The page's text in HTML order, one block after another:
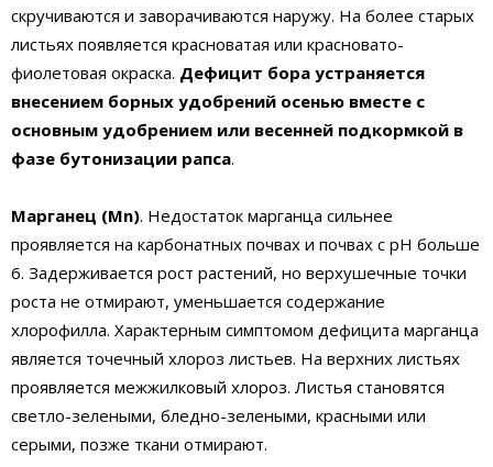
скручиваются и заворачиваются наружу. На более старых
листьях появляется красноватая или красновато­-
фиолетовая окраска. Дефицит бора устраняется
внесением борных удобрений осенью вместе с
основным удобрением или весенней подкормкой в
фазе бутонизации рапса.
Марганец (Мn). Недостаток марганца сильнее
проявляется на карбонатных почвах и почвах с pH больше
6. Задерживается рост растений, но верхушечные точки
роста не отмирают, уменьшается содержание
хлорофилла. Характерным симптомом дефицита марганца
является точечный хлороз листьев. На верхних листьях
проявляется межжилковый хлороз. Листья становятся
светло-зелеными, бледно-зелеными, красными или
серыми, позже ткани отмирают.